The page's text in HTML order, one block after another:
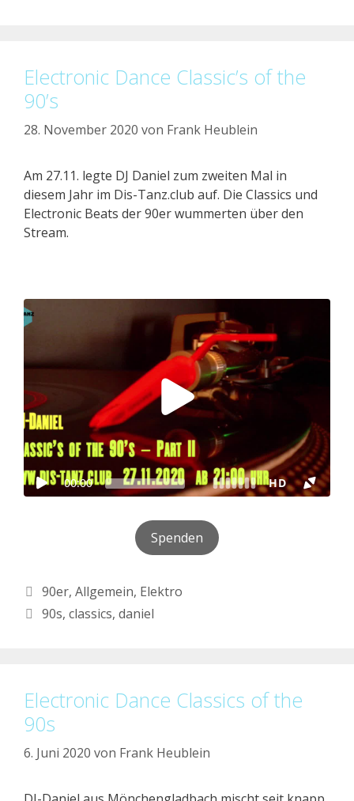
Electronic Dance Classic’s of the
90’s
28. November 2020 von Frank Heublein
Am 27.11. legte DJ Daniel zum zweiten Mal in
diesem Jahr im Dis-Tanz.club auf. Die Classics und
Electronic Beats der 90er wummerten über den
Stream.
Spenden
Kategorien
90er, Allgemein, Elektro
Schlagwörter
90s, classics, daniel
Electronic Dance Classics of the
90s
6. Juni 2020 von Frank Heublein